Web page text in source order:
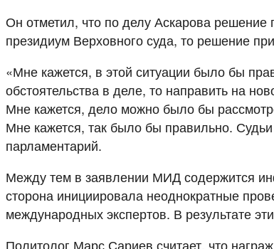
Он отметил, что по делу Аскарова
президиум Верховного суда, то решение
«Мне кажется, в этой ситуации было бы
обстоятельства в деле, то направить на
Мне кажется, дело можно было бы
Мне кажется, так было бы правильно.
парламентарий.
Между тем в заявлении МИД содержится
сторона инициировала неоднократные
международных экспертов. В результате
Политолог Марс Сариев считает, что